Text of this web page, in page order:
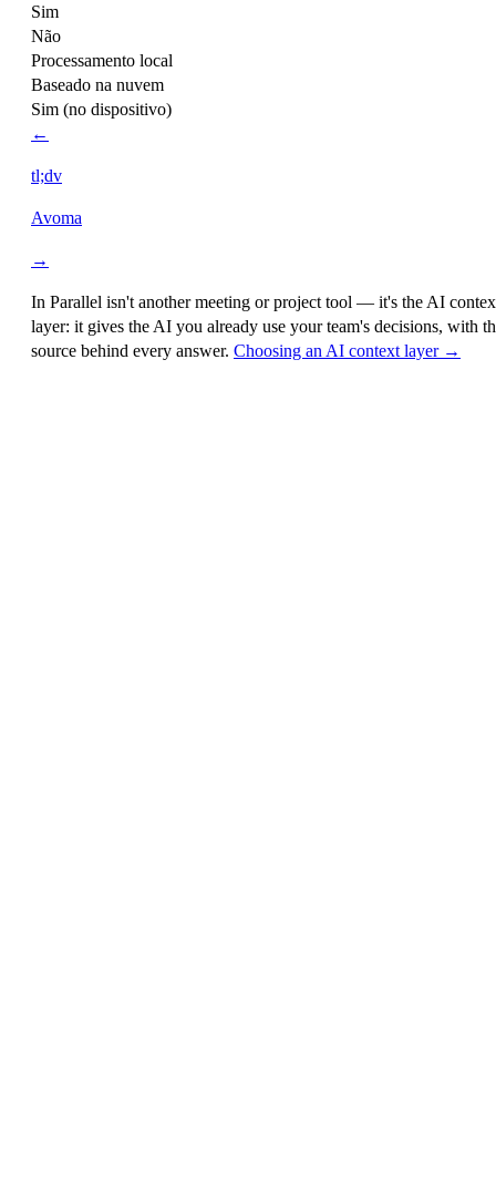
Sim
Não
Processamento local
Baseado na nuvem
Sim (no dispositivo)
←
tl;dv
Avoma
→
In Parallel isn't another meeting or project tool — it's the AI
layer: it gives the AI you already use your team's decisions, with
source behind every answer. Choosing an AI context layer →